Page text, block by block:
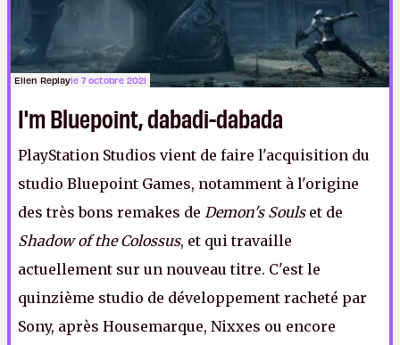
Ellen Replayle 7 octobre 2021
I'm Bluepoint, dabadi-dabada
PlayStation Studios vient de faire l'acquisition du
studio Bluepoint Games, notamment à l'origine
des très bons remakes de Demon's Soulset de
Shadow of the Colossus, et qui travaille
actuellement sur un nouveau titre. C'est le
quinzième studio de développement racheté par
Sony, après Housemarque, Nixxes ou encore